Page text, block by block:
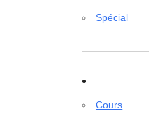
Spécial
Cours